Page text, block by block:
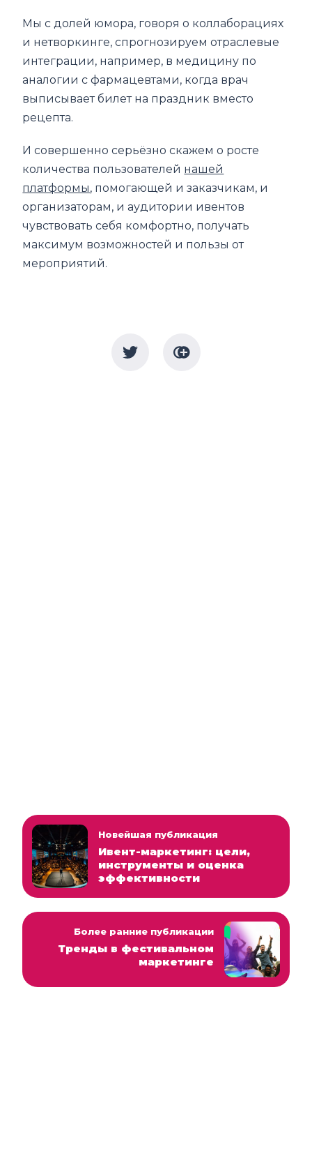
Мы с долей юмора, говоря о коллаборациях
и нетворкинге, спрогнозируем отраслевые
интеграции, например, в медицину по
аналогии с фармацевтами, когда врач
выписывает билет на праздник вместо
рецепта.
И совершенно серьёзно скажем о росте
количества пользователей нашей
платформы, помогающей и заказчикам, и
организаторам, и аудитории ивентов
чувствовать себя комфортно, получать
максимум возможностей и пользы от
мероприятий.
Новейшая публикация
Ивент-маркетинг: цели,
инструменты и оценка
эффективности
Более ранние публикации
Тренды в фестивальном
маркетинге